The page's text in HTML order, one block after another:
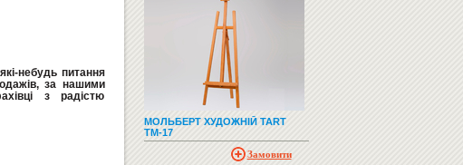
небудь питання
за нашими
з радістю
МОЛЬБЕРТ ХУДОЖНІЙ TART
ТМ-17
Замовити